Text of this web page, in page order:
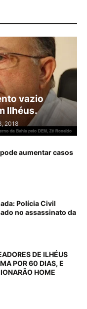
vazio
Ilhéus.
2018
aumentar casos
Polícia Civil
no assassinato da
DE ILHÉUS
POR 60 DIAS, E
HOME